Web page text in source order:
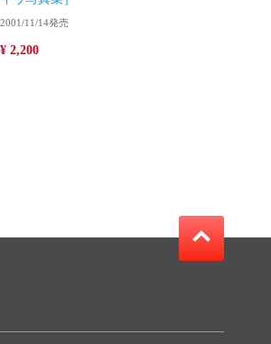
2001/11/14発売
¥ 2,200